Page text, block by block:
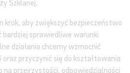
Szklanej.
krok, aby zwiększyć bezpieczeństwo
sprawiedliwe warunki
działania chcemy wzmocnić
przyczynić się do kształtowania
na przejrzystości, odpowiedzialności